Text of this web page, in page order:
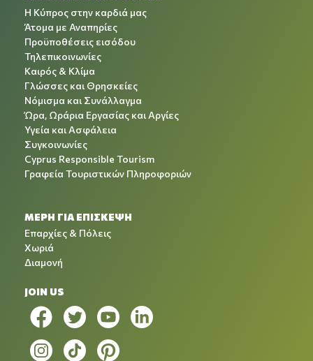
Η Κύπρος στην καρδιά μας
Άτομα με Αναπηρίες
Προϋποθέσεις εισόδου
Τηλεπικοινωνίες
Καιρός & Κλίμα
Γλώσσες και Θρησκείες
Νόμισμα και Συνάλλαγμα
Ώρα, Ωράρια Εργασίας και Αργίες
Υγεία και Ασφάλεια
Συγκοινωνίες
Cyprus Responsible Tourism
Γραφεία Τουριστικών Πληροφοριών
ΜΕΡΗ ΓΙΑ ΕΠΙΣΚΕΨΗ
Επαρχίες & Πόλεις
Χωριά
Διαμονή
JOIN US